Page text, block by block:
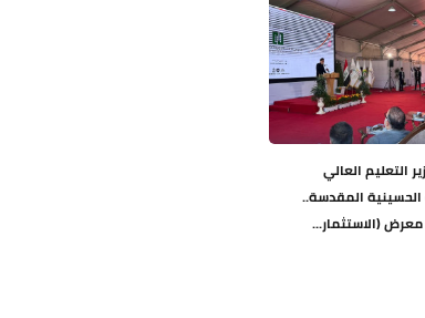
التعليم العالي
الحسينية المقدسة..
(الاستثمار...